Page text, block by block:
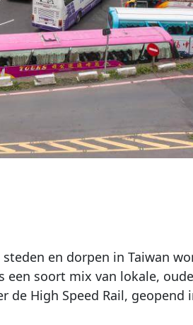
en dorpen in Taiwan
een soort mix van lokale,
High Speed Rail, geopend